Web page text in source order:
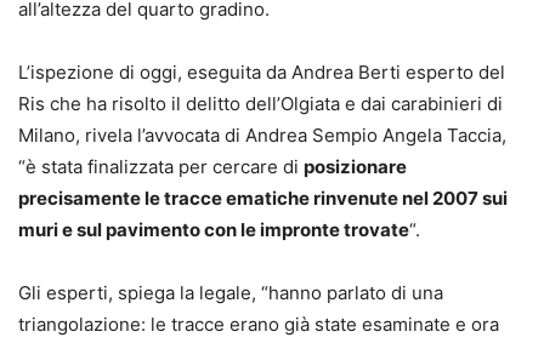
all’altezza del quarto gradino.
L’ispezione di oggi, eseguita da Andrea Berti esperto del
Ris che ha risolto il delitto dell’Olgiata e dai carabinieri di
Milano, rivela l’avvocata di Andrea Sempio Angela Taccia,
“è stata finalizzata per cercare di posizionare
precisamente le tracce ematiche rinvenute nel 2007 sui
muri e sul pavimento con le impronte trovate“.
Gli esperti, spiega la legale, “hanno parlato di una
triangolazione: le tracce erano già state esaminate e ora